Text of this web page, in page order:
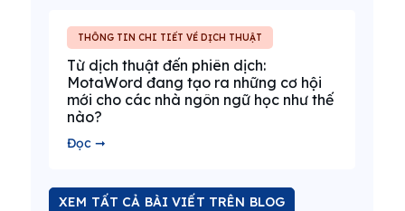
THÔNG TIN CHI TIẾT VỀ DỊCH THUẬT
Từ dịch thuật đến phiên dịch:
MotaWord đang tạo ra những cơ hội
mới cho các nhà ngôn ngữ học như thế
nào?
Đọc ➞
XEM TẤT CẢ BÀI VIẾT TRÊN BLOG